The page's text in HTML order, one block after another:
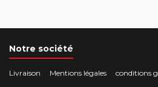
Notre société
Livraison Mentions légales
conditions